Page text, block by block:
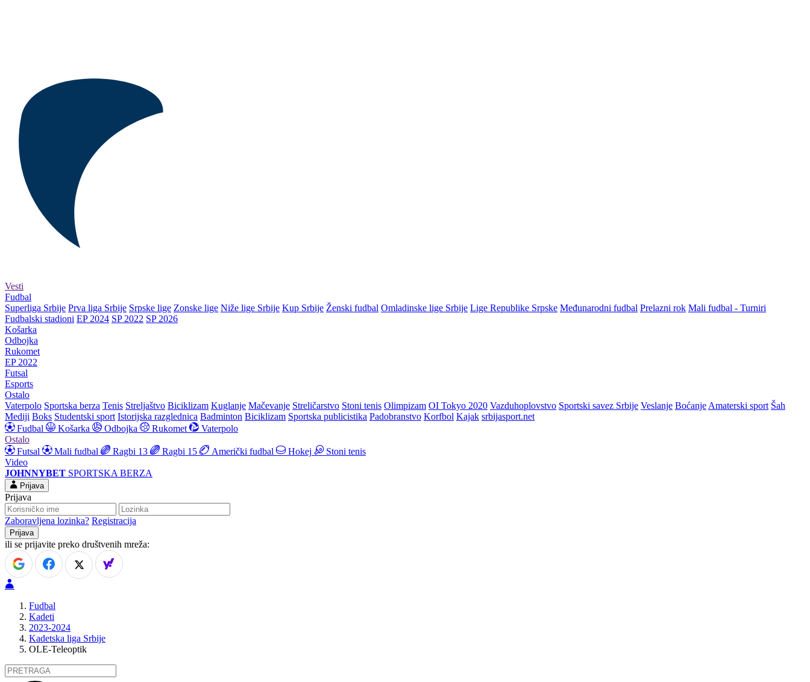
Vesti
Fudbal
Superliga Srbije Prva liga Srbije Srpske lige Zonske lige Niže lige Srbije Kup Srbije Ženski fudbal Omladinske lige Srbije Lige Republike Srpske Međunarodni fudbal Prelazni rok Mali fudbal - Turniri
Fudbalski stadioni EP 2024 SP 2022 SP 2026
Košarka
Odbojka
Rukomet
EP 2022
Futsal
Esports
Ostalo
Vaterpolo Sportska berza Tenis Streljaštvo Biciklizam Kuglanje Mačevanje Streličarstvo Stoni tenis Olimpizam OI Tokyo 2020 Vazduhoplovstvo Sportski savez Srbije Veslanje Boćanje Amaterski sport Šah
Mediji Boks Studentski sport Istorijska razglednica Badminton Biciklizam Sportska publicistika Padobranstvo Korfbol Kajak srbijasport.net
Fudbal
Košarka Odbojka Rukomet
Vaterpolo
Ostalo
Futsal
Mali fudbal Ragbi 13 Ragbi 15 Američki fudbal Hokej
Stoni tenis
Video
JOHNNYBET SPORTSKA BERZA
Prijava
Prijava
Zaboravljena lozinka? Registracija
ili se prijavite preko društvenih mreža:
Fudbal
Kadeti
2023-2024
Kadetska liga Srbije
OLE-Teleoptik